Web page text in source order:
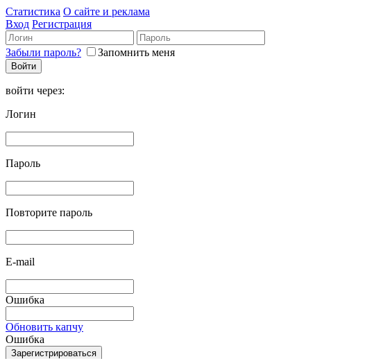
Статистика О сайте и реклама
Вход Регистрация
Забыли пароль? Запомнить меня
войти через:
Логин
Пароль
Повторите пароль
E-mail
Ошибка
Обновить капчу
Ошибка